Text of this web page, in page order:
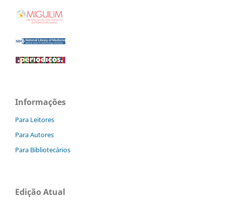
Informações
Para Leitores
Para Autores
Para Bibliotecários
Edição Atual